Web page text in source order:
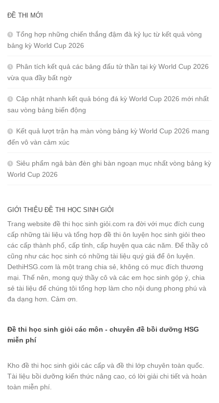
ĐỀ THI MỚI
Tổng hợp những chiến thắng đậm đà kỷ lục từ kết quả vòng
bảng kỳ World Cup 2026
Phân tích kết quả các bảng đấu tử thần tại kỳ World Cup 2026
vừa qua đầy bất ngờ
Cập nhật nhanh kết quả bóng đá kỳ World Cup 2026 mới nhất
sau vòng bảng biến động
Kết quả lượt trận hạ màn vòng bảng kỳ World Cup 2026 mang
đến vô vàn cảm xúc
Siêu phẩm ngả bàn đèn ghi bàn ngoạn mục nhất vòng bảng kỳ
World Cup 2026
GIỚI THIỆU ĐỀ THI HỌC SINH GIỎI
Trang website đề thi học sinh giỏi.com ra đời với mục đích cung
cấp những tài liệu và tổng hợp đề thi ôn luyện học sinh giỏi theo
các cấp thành phố, cấp tỉnh, cấp huyện qua các năm. Để thầy cô
cũng như các học sinh có những tài liệu quý giá để ôn luyện.
DethiHSG.com là một trang chia sẻ, không có mục đích thương
mại. Thế nên, mong quý thầy cô và các em học sinh góp ý, chia
sẻ tài liệu để chúng tôi tổng hợp làm cho nội dung phong phú và
đa dạng hơn. Cảm ơn.
Đề thi học sinh giỏi các môn - chuyên đề bồi dưỡng HSG
miễn phí
Kho đề thi học sinh giỏi các cấp và đề thi lớp chuyên toàn quốc.
Tài liệu bồi dưỡng kiến thức nâng cao, có lời giải chi tiết và hoàn
toàn miễn phí.